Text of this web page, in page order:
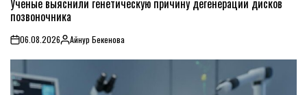
Ученые выяснили генетическую причину дегенерации дисков
позвоночника
on06.08.2026Posted
by
Айнур Бекенова